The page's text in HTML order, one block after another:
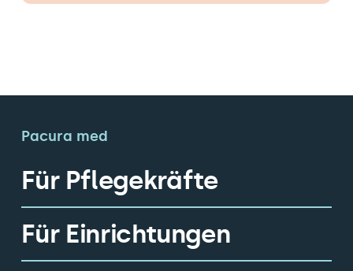
Pacura med
Für Pflegekräfte
Für Einrichtungen